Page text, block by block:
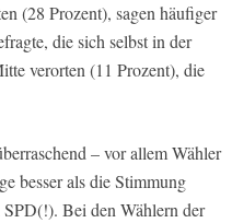
(28 Prozent), sagen häufiger
die sich selbst in der
verorten (11 Prozent), die
– vor allem Wähler
besser als die Stimmung
Bei den Wählern der